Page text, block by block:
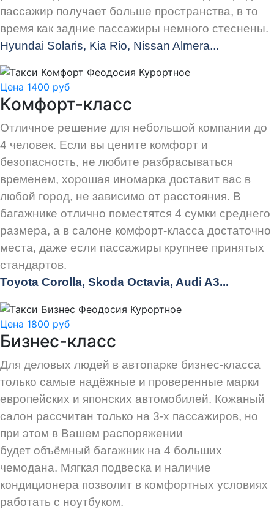
пассажир получает больше пространства, в то
время как задние пассажиры немного стеснены.
Hyundai Solaris, Kia Rio, Nissan Almera...
Цена 1400 руб
Комфорт-класс
Отличное решение для небольшой компании до
4 человек. Если вы цените комфорт и
безопасность, не любите разбрасываться
временем, хорошая иномарка доставит вас в
любой город, не зависимо от расстояния. В
багажнике отлично поместятся 4 сумки среднего
размера, а в салоне комфорт-класса достаточно
места, даже если пассажиры крупнее принятых
стандартов.
Toyota Corolla, Skoda Octavia, Audi A3...
Цена 1800 руб
Бизнес-класс
Для деловых людей в автопарке бизнес-класса
только самые надёжные и проверенные марки
европейских и японских автомобилей. Кожаный
салон рассчитан только на 3-х пассажиров, но
при этом в Вашем распоряжении
будет объёмный багажник на 4 больших
чемодана. Мягкая подвеска и наличие
кондиционера позволит в комфортных условиях
работать с ноутбуком.